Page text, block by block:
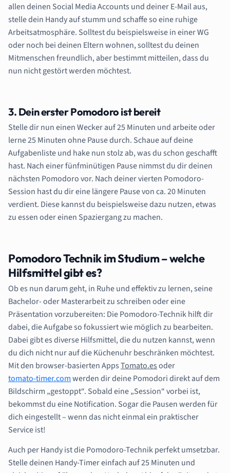
allen deinen Social Media Accounts und deiner E-Mail aus,
stelle dein Handy auf stumm und schaffe so eine ruhige
Arbeitsatmosphäre. Solltest du beispielsweise in einer WG
oder noch bei deinen Eltern wohnen, solltest du deinen
Mitmenschen freundlich, aber bestimmt mitteilen, dass du
nun nicht gestört werden möchtest.
3. Dein erster Pomodoro ist bereit
Stelle dir nun einen Wecker auf 25 Minuten und arbeite oder
lerne 25 Minuten ohne Pause durch. Schaue auf deine
Aufgabenliste und hake nun stolz ab, was du schon geschafft
hast. Nach einer fünfminütigen Pause nimmst du dir deinen
nächsten Pomodoro vor. Nach deiner vierten Pomodoro-
Session hast du dir eine längere Pause von ca. 20 Minuten
verdient. Diese kannst du beispielsweise dazu nutzen, etwas
zu essen oder einen Spaziergang zu machen.
Pomodoro Technik im Studium – welche
Hilfsmittel gibt es?
Ob es nun darum geht, in Ruhe und effektiv zu lernen, seine
Bachelor- oder Masterarbeit zu schreiben oder eine
Präsentation vorzubereiten: Die Pomodoro-Technik hilft dir
dabei, die Aufgabe so fokussiert wie möglich zu bearbeiten.
Dabei gibt es diverse Hilfsmittel, die du nutzen kannst, wenn
du dich nicht nur auf die Küchenuhr beschränken möchtest.
Mit den browser-basierten AppsTomato.esoder
tomato-timer.comwerden dir deine Pomodori direkt auf dem
Bildschirm „gestoppt“. Sobald eine „Session“ vorbei ist,
bekommst du eine Notification. Sogar die Pausen werden für
dich eingestellt – wenn das nicht einmal ein praktischer
Service ist!
Auch per Handy ist die Pomodoro-Technik perfekt umsetzbar.
Stelle deinen Handy-Timer einfach auf 25 Minuten und